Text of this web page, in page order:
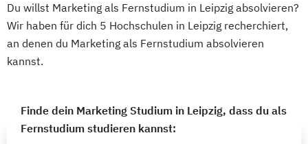
Du willst Marketing als Fernstudium in Leipzig absolvieren?
Wir haben für dich 5 Hochschulen in Leipzig recherchiert,
an denen du Marketing als Fernstudium absolvieren
kannst.
Finde dein Marketing Studium in Leipzig, dass du als
Fernstudium studieren kannst: